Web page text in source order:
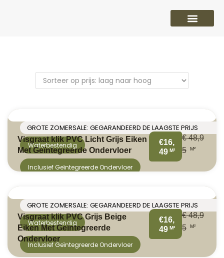
GROTE ZOMERSALE: GEGARANDEERD DE LAAGSTE PRIJS
Waterbestendig
Inclusief Geïntegreerde Ondervloer
Visgraat klik PVC Licht Grijs Eiken
Met Geïntegreerde Ondervloer
€16,
49 M²
€48,9
5
M²
GROTE ZOMERSALE: GEGARANDEERD DE LAAGSTE PRIJS
Waterbestendig
Inclusief Geïntegreerde Ondervloer
Visgraat klik PVC Grijs Beige
Eiken Met Geïntegreerde
Ondervloer
€16,
49 M²
€48,9
5
M²